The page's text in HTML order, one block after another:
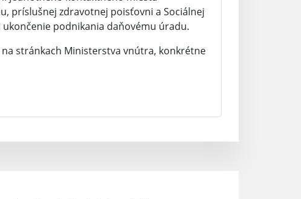
príslušnej zdravotnej poisťovni a Sociálnej
podnikania daňovému úradu.
stránkach Ministerstva vnútra, konkrétne